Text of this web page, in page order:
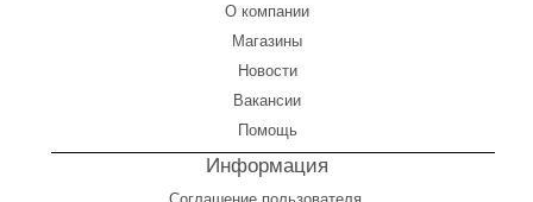
О компании
Магазины
Новости
Вакансии
Помощь
Информация